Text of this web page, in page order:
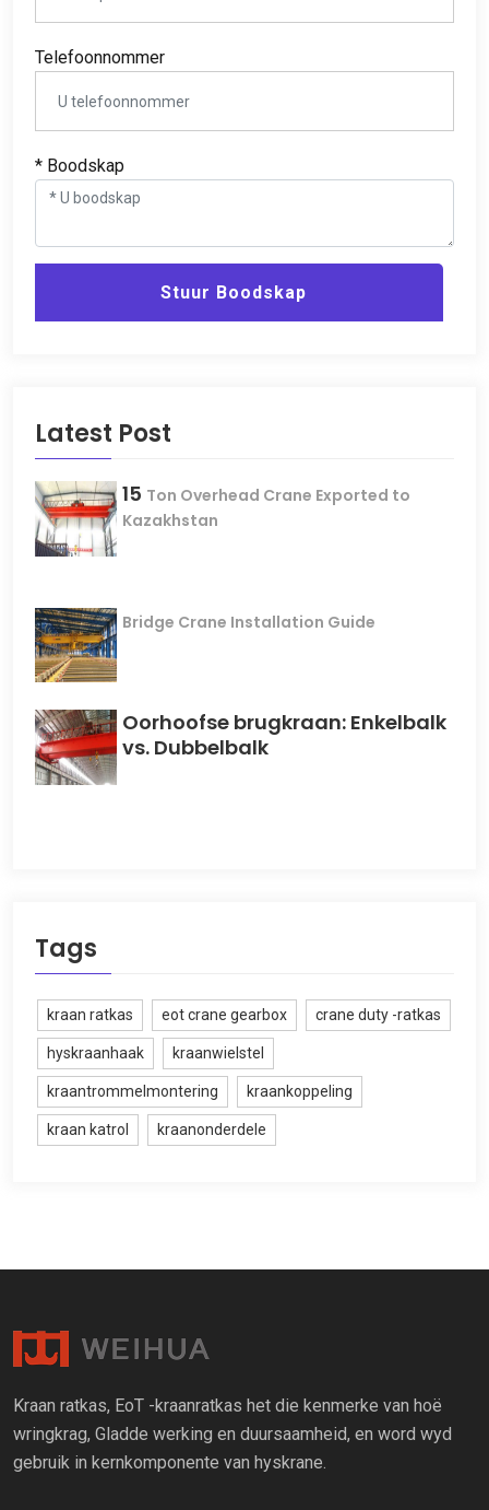
Telefoonnommer
* Boodskap
Stuur Boodskap
Latest Post
15 Ton Overhead Crane Exported to
Kazakhstan
Bridge Crane Installation Guide
Oorhoofse brugkraan: Enkelbalk
vs. Dubbelbalk
Tags
kraan ratkas eot crane gearbox crane duty -ratkas
hyskraanhaak kraanwielstel
kraantrommelmontering kraankoppeling
kraan katrol kraanonderdele
Kraan ratkas, EoT -kraanratkas het die kenmerke van hoë
wringkrag, Gladde werking en duursaamheid, en word wyd
gebruik in kernkomponente van hyskrane.